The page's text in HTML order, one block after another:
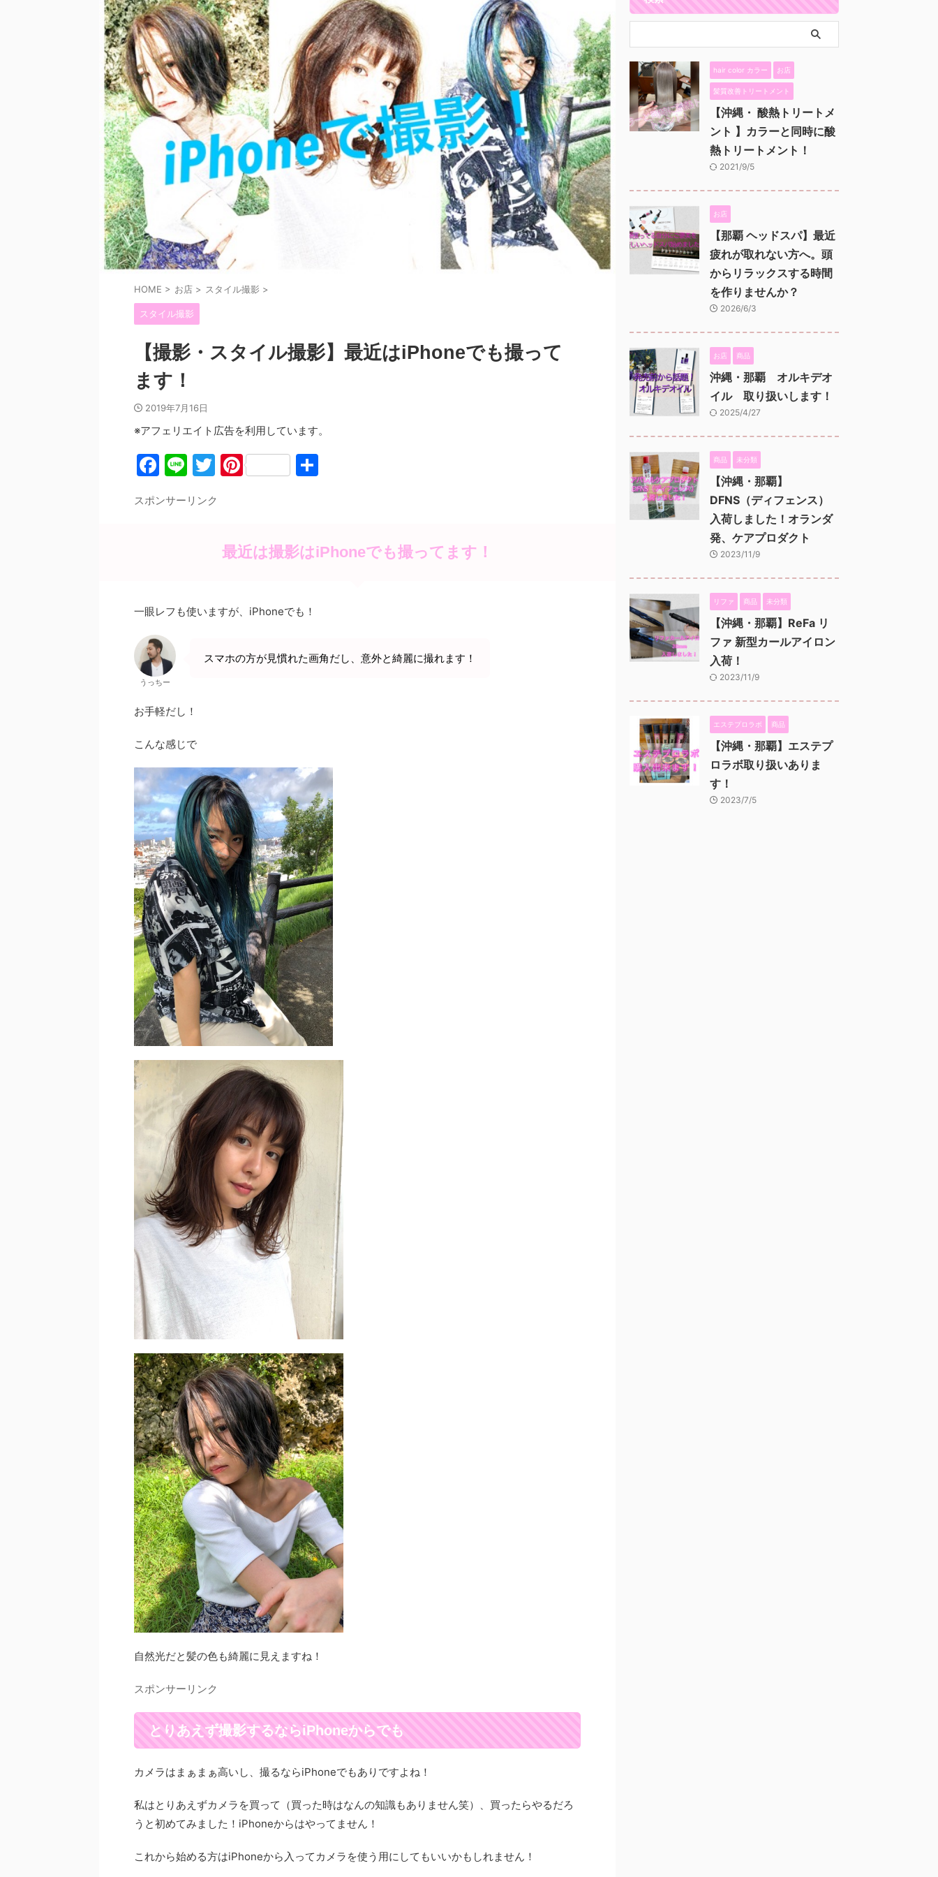
HOME > お店 > スタイル撮影 >
スタイル撮影
【撮影・スタイル撮影】最近はiPhoneでも撮って
ます！
2019年7月16日
※アフェリエイト広告を利用しています。
F
c
k
Li
e
T
itt
Pi
st
スポンサーリンク
最近は撮影はiPhoneでも撮ってます！
一眼レフも使いますが、iPhoneでも！
うっちー
スマホの方が見慣れた画角だし、意外と綺麗に撮れます！
お手軽だし！
こんな感じで
自然光だと髪の色も綺麗に見えますね！
スポンサーリンク
とりあえず撮影するならiPhoneからでも
カメラはまぁまぁ高いし、撮るならiPhoneでもありですよね！
私はとりあえずカメラを買って（買った時はなんの知識もありません笑）、買ったらやるだろ
うと初めてみました！iPhoneからはやってません！
これから始める方はiPhoneから入ってカメラを使う用にしてもいいかもしれません！
hair color カラー お店
髪質改善トリートメント
【沖縄・ 酸熱トリートメ
ント 】カラーと同時に酸
熱トリートメント！
2021/9/5
お店
【那覇 ヘッドスパ】最近
疲れが取れない方へ。頭
からリラックスする時間
を作りませんか？
2026/6/3
お店 商品
沖縄・那覇 オルキデオ
イル 取り扱いします！
2025/4/27
商品 未分類
【沖縄・那覇】
DFNS（ディフェンス）
入荷しました！オランダ
発、ケアプロダクト
2023/11/9
リファ 商品 未分類
【沖縄・那覇】ReFa リ
ファ 新型カールアイロン
入荷！
2023/11/9
エステプロラボ 商品
【沖縄・那覇】エステプ
ロラボ取り扱いありま
す！
2023/7/5